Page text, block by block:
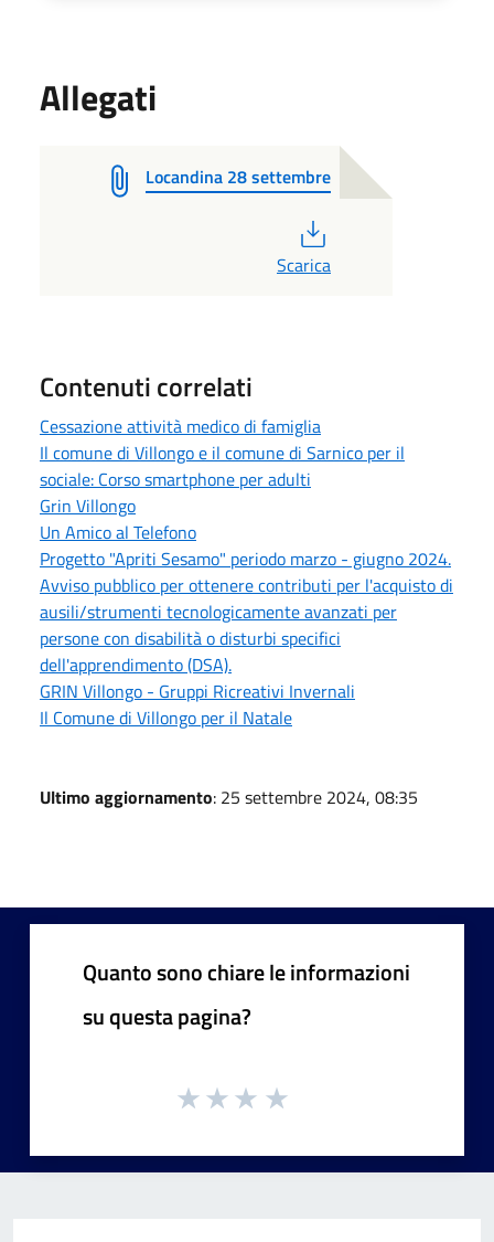
Allegati
Locandina 28 settembre
Scarica
Contenuti correlati
Cessazione attività medico di famiglia
Il comune di Villongo e il comune di Sarnico per il
sociale: Corso smartphone per adulti
Grin Villongo
Un Amico al Telefono
Progetto "Apriti Sesamo" periodo marzo - giugno 2024.
Avviso pubblico per ottenere contributi per l'acquisto di
ausili/strumenti tecnologicamente avanzati per
persone con disabilità o disturbi specifici
dell'apprendimento (DSA).
GRIN Villongo - Gruppi Ricreativi Invernali
Il Comune di Villongo per il Natale
Ultimo aggiornamento: 25 settembre 2024, 08:35
Quanto sono chiare le informazioni
su questa pagina?